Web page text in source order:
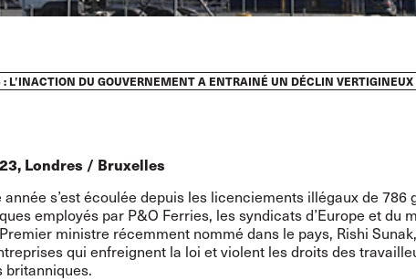
DU GOUVERNEMENT A ENTRAINÉ UN DÉCLIN
Londres / Bruxelles
année s’est écoulée depuis les licenciements illégaux de 786
employés par P&O Ferries, les syndicats d’Europe et du
ministre récemment nommé dans le pays, Rishi
qui enfreignent la loi et violent les droits des
britanniques.